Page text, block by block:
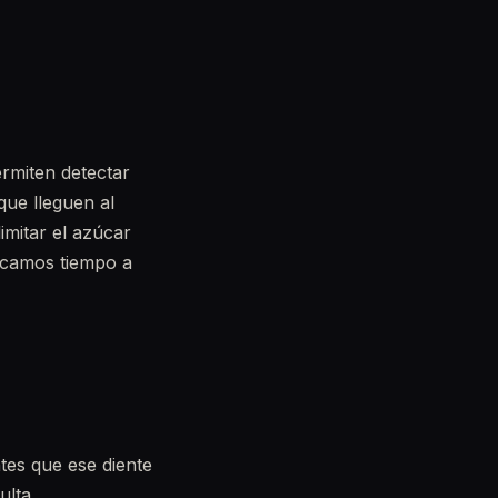
detectar
lleguen al
el azúcar
tiempo a
que ese diente